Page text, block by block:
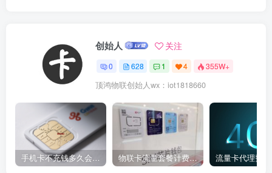
创始人 关注
0 628 1 4 355W+
顶鸿物联创始人wx：iot1818660
手机卡不充钱多久会被自动销户？ 物联卡流量套餐计费方式 流量卡代理费用